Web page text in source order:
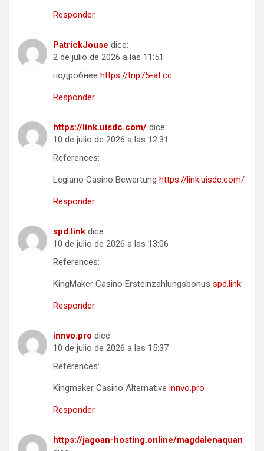
Responder
PatrickJouse dice:
2 de julio de 2026 a las 11:51
подробнее https://trip75-at.cc
Responder
https://link.uisdc.com/ dice:
10 de julio de 2026 a las 12:31
References:
Legiano Casino Bewertung https://link.uisdc.com/
Responder
spd.link dice:
10 de julio de 2026 a las 13:06
References:
KingMaker Casino Ersteinzahlungsbonus spd.link
Responder
innvo.pro dice:
10 de julio de 2026 a las 15:37
References:
Kingmaker Casino Alternative innvo.pro
Responder
https://jagoan-hosting.online/magdalenaquan